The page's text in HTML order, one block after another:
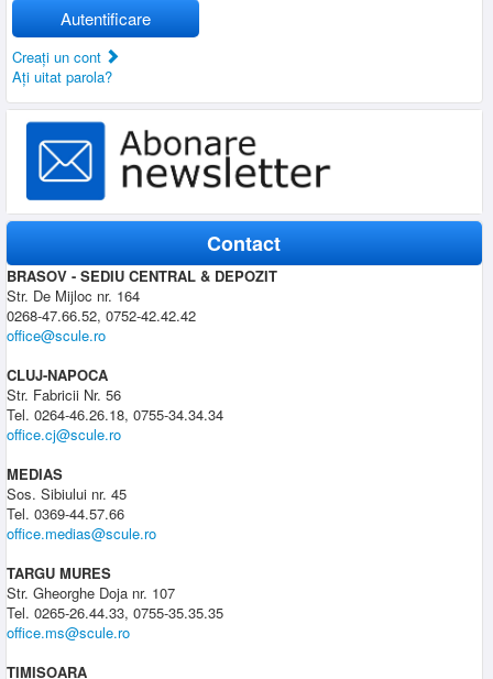
Autentificare
Creaţi un cont
Aţi uitat parola?
Contact
BRASOV - SEDIU CENTRAL & DEPOZIT
Str. De Mijloc nr. 164
0268-47.66.52, 0752-42.42.42
office@scule.ro
CLUJ-NAPOCA
Str. Fabricii Nr. 56
Tel. 0264-46.26.18, 0755-34.34.34
office.cj@scule.ro
MEDIAS
Sos. Sibiului nr. 45
Tel. 0369-44.57.66
office.medias@scule.ro
TARGU MURES
Str. Gheorghe Doja nr. 107
Tel. 0265-26.44.33, 0755-35.35.35
office.ms@scule.ro
TIMISOARA